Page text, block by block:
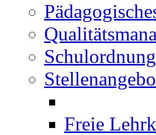
Schulordnung
Freie